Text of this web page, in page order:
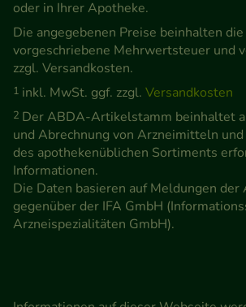
oder in Ihrer Apotheke.
Die angegebenen Preise beinhalten
vorgeschriebene Mehrwertsteuer und
zzgl. Versandkosten.
1 inkl. MwSt. ggf. zzgl. Versandkosten
2 Der ABDA-Artikelstamm beinhaltet
und Abrechnung von Arzneimitteln
des apothekenüblichen Sortiments
Informationen.
Die Daten basieren auf Meldungen der
gegenüber der IFA GmbH
Arzneispezialitäten GmbH).